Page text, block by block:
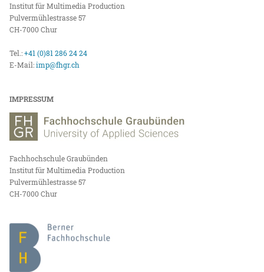
Institut für Multimedia Production
Pulvermühlestrasse 57
CH-7000 Chur
Tel.:+41 (0)81 286 24 24
E-Mail:imp@fhgr.ch
IMPRESSUM
Fachhochschule Graubünden
Institut für Multimedia Production
Pulvermühlestrasse 57
CH-7000 Chur